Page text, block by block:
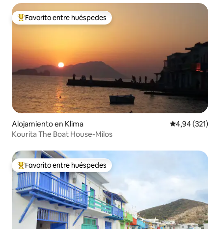
Favorito entre los huéspedes más destacados
Favorito entre huéspedes
Alojamiento en Klima Calificación
4,94 (321)
Kourita The Boat House-Milos
Favorito entre los huéspedes más destacados
Favorito entre huéspedes